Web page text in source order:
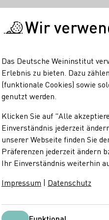
Schneider
Schneider
Wir
Das Deutsche Weininstitut
Erlebnis zu bieten. Dazu
(funktionale Cookies) sowie
genutzt werden.
Klicken Sie auf "Alle
Einverständnis jederzeit
unserer Webseite finden Sie
Präferenzen jederzeit ändern
Ihr Einverständnis weiterhin
Impressum | Datenschutz